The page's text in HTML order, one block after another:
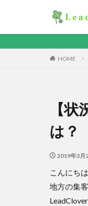
HOME
【
は？
2019年3月
こんにちは
地方の集